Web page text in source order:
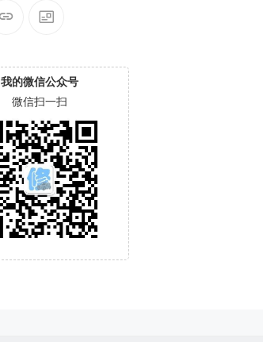
我的微信公众号
微信扫一扫